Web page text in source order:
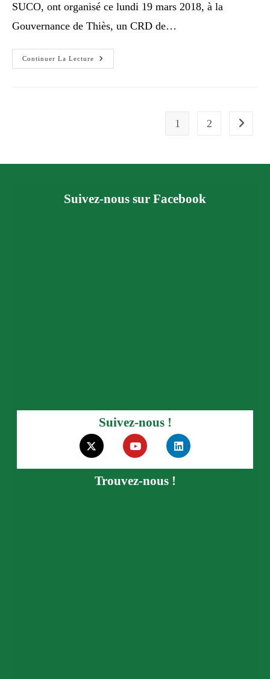
SUCO, ont organisé ce lundi 19 mars 2018, à la
Gouvernance de Thiès, un CRD de…
Continuer La Lecture
1 2
Suivez-nous sur Facebook
Suivez-nous !
Trouvez-nous !